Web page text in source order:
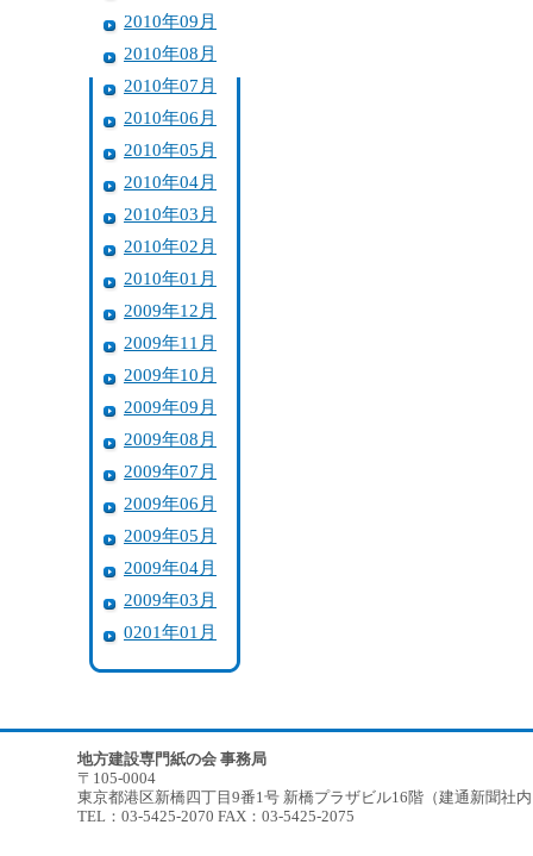
2010年09月
2010年08月
2010年07月
2010年06月
2010年05月
2010年04月
2010年03月
2010年02月
2010年01月
2009年12月
2009年11月
2009年10月
2009年09月
2009年08月
2009年07月
2009年06月
2009年05月
2009年04月
2009年03月
0201年01月
地方建設専門紙の会 事務局
〒105-0004
東京都港区新橋四丁目9番1号 新橋プラザビル16階（建通新聞社
TEL：03-5425-2070 FAX：03-5425-2075